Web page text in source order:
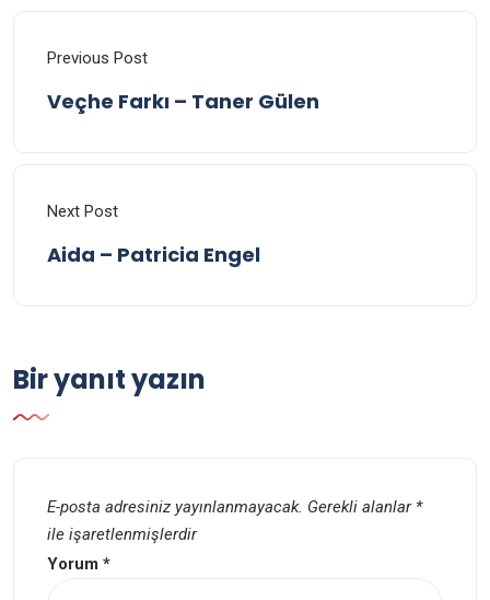
Previous Post
Veçhe Farkı – Taner Gülen
Next Post
Aida – Patricia Engel
Bir yanıt yazın
E-posta adresiniz yayınlanmayacak. Gerekli alanlar *
ile işaretlenmişlerdir
Yorum *